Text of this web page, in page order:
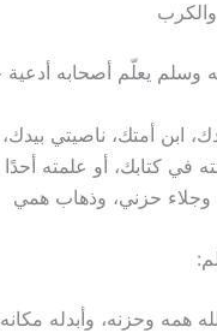
والكرب
وسلم يعلّم أصحابه
ابن أمتك، ناصيتي
في كتابك، أو علمته
وجلاء حزني، وذهاب همي
همه وحزنه، وأبدله